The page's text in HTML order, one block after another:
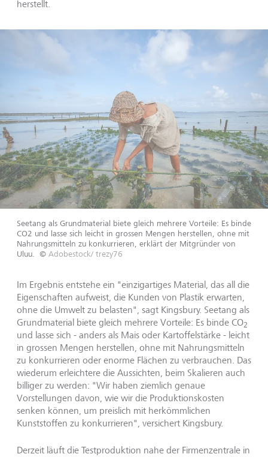
herstellt.
Seetang als Grundmaterial biete gleich mehrere Vorteile: Es binde
CO2 und lasse sich leicht in grossen Mengen herstellen, ohne mit
Nahrungsmitteln zu konkurrieren, erklärt der Mitgründer von
Uluu.
© Adobestock/ trezy76
Im Ergebnis entstehe ein "einzigartiges Material, das all die
Eigenschaften aufweist, die Kunden von Plastik erwarten,
ohne die Umwelt zu belasten", sagt Kingsbury. Seetang als
Grundmaterial biete gleich mehrere Vorteile: Es binde CO2
und lasse sich - anders als Mais oder Kartoffelstärke - leicht
in grossen Mengen herstellen, ohne mit Nahrungsmitteln
zu konkurrieren oder enorme Flächen zu verbrauchen. Das
wiederum erleichtere die Aussichten, beim Skalieren auch
billiger zu werden: "Wir haben ziemlich genaue
Vorstellungen davon, wie wir die Produktionskosten
senken können, um preislich mit herkömmlichen
Kunststoffen zu konkurrieren", versichert Kingsbury.
Derzeit läuft die Testproduktion nahe der Firmenzentrale in